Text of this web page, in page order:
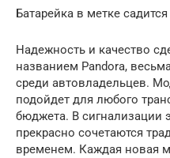
Батарейка в метке
Надежность и качество
названием Pandora,
среди автовладельцев.
подойдет для любого
бюджета. В сигнализации
прекрасно сочетаются
временем. Каждая новая